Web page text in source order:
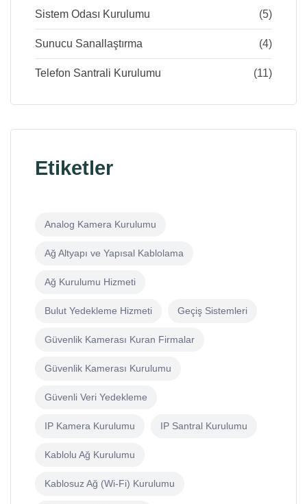
Sistem Odası Kurulumu (5)
Sunucu Sanallaştırma (4)
Telefon Santrali Kurulumu (11)
Etiketler
Analog Kamera Kurulumu
Ağ Altyapı ve Yapısal Kablolama
Ağ Kurulumu Hizmeti
Bulut Yedekleme Hizmeti Geçiş Sistemleri
Güvenlik Kamerası Kuran Firmalar
Güvenlik Kamerası Kurulumu
Güvenli Veri Yedekleme
IP Kamera Kurulumu IP Santral Kurulumu
Kablolu Ağ Kurulumu
Kablosuz Ağ (Wi-Fi) Kurulumu